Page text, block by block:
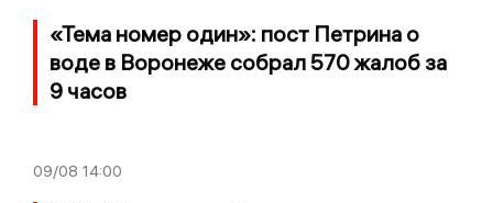
«Тема номер один»: пост Петрина о
воде в Воронеже собрал 570 жалоб за
9 часов
09/08 14:00